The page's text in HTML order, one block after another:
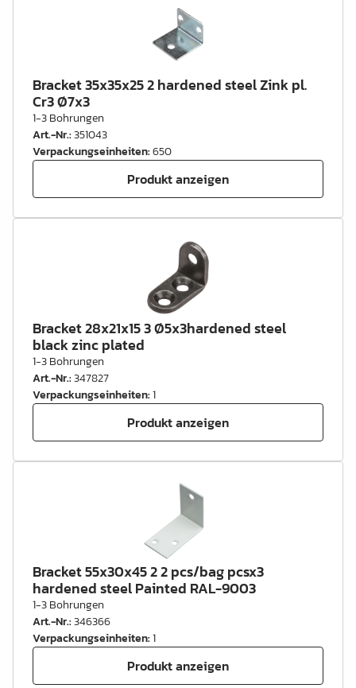
Bracket 35x35x25 2 hardened steel Zink pl.
Cr3 Ø7x3
1-3 Bohrungen
Art.-Nr.:351043
Verpackungseinheiten:650
Produkt anzeigen
Bracket 28x21x15 3 Ø5x3hardened steel
black zinc plated
1-3 Bohrungen
Art.-Nr.:347827
Verpackungseinheiten:1
Produkt anzeigen
Bracket 55x30x45 2 2 pcs/bag pcsx3
hardened steel Painted RAL-9003
1-3 Bohrungen
Art.-Nr.:346366
Verpackungseinheiten:1
Produkt anzeigen